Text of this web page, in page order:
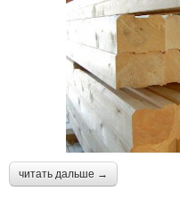
читать дальше →